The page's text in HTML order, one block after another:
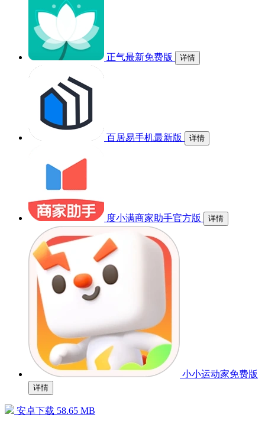
正气最新免费版 详情
百居易手机最新版 详情
度小满商家助手官方版 详情
小小运动家免费版
详情
安卓下载 58.65 MB